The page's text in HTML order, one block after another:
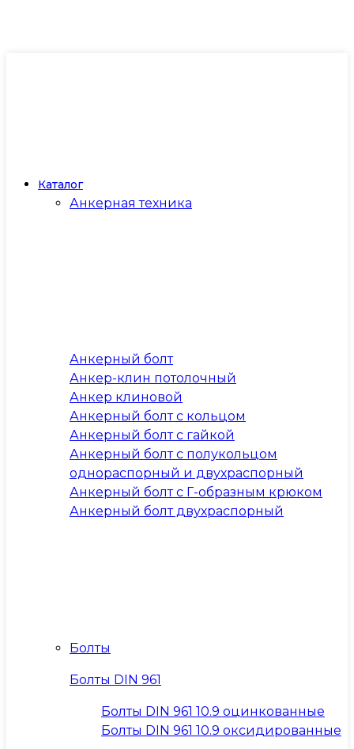
Каталог
Анкерная техника
Анкерный болт
Анкер-клин потолочный
Анкер клиновой
Анкерный болт с кольцом
Анкерный болт с гайкой
Анкерный болт с полукольцом
однораспорный и двухраспорный
Анкерный болт с Г-образным крюком
Анкерный болт двухраспорный
Болты
Болты DIN 961
Болты DIN 961 10.9 оцинкованные
Болты DIN 961 10.9 оксидированные